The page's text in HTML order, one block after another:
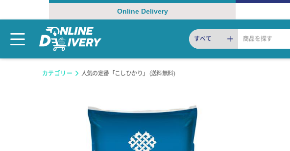
Online Delivery
すべて
カテゴリー 人気の定番「こしひかり」 (送料無料)